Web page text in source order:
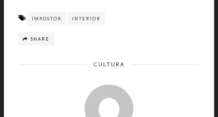
IMPOSTOR INTERIOR
SHARE
CULTURA